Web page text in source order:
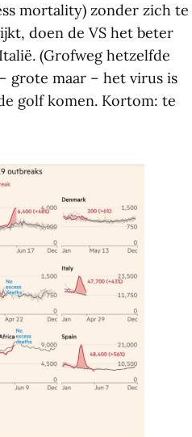
mortality) zonder zich te
doen de VS het beter
(Grofweg hetzelfde
grote maar – het virus is
golf komen. Kortom: te